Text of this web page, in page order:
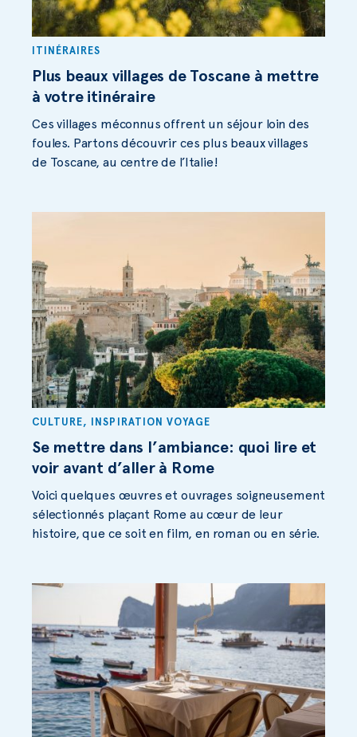
ITINÉRAIRES
Plus beaux villages de Toscane à mettre
à votre itinéraire
Ces villages méconnus offrent un séjour loin des
foules. Partons découvrir ces plus beaux villages
de Toscane, au centre de l’Italie!
CULTURE, INSPIRATION VOYAGE
Se mettre dans l’ambiance: quoi lire et
voir avant d’aller à Rome
Voici quelques œuvres et ouvrages soigneusement
sélectionnés plaçant Rome au cœur de leur
histoire, que ce soit en film, en roman ou en série.